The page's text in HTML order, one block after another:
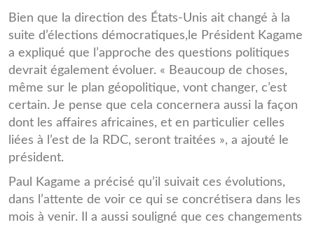
Bien que la direction des États-Unis ait changé à la
suite d’élections démocratiques,le Président Kagame
a expliqué que l’approche des questions politiques
devrait également évoluer. « Beaucoup de choses,
même sur le plan géopolitique, vont changer, c’est
certain. Je pense que cela concernera aussi la façon
dont les affaires africaines, et en particulier celles
liées à l’est de la RDC, seront traitées », a ajouté le
président.
Paul Kagame a précisé qu’il suivait ces évolutions,
dans l’attente de voir ce qui se concrétisera dans les
mois à venir. Il a aussi souligné que ces changements